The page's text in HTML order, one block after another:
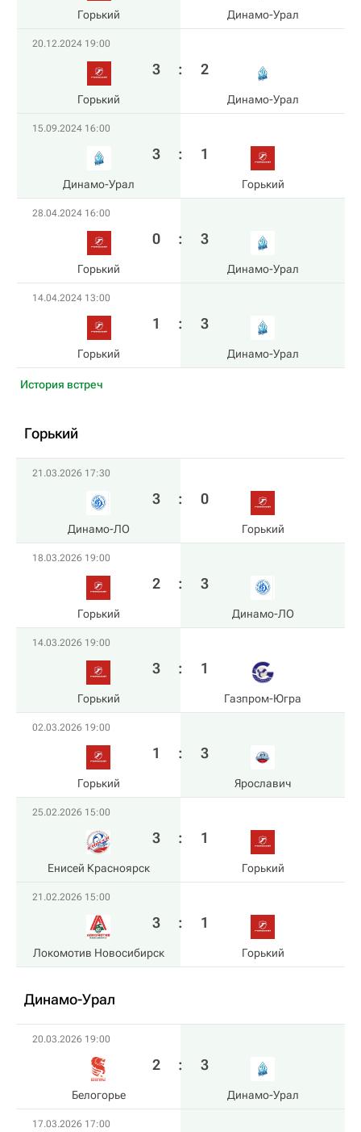
Горький Динамо-Урал
20.12.2024 19:00
Горький
3 : 2
Динамо-Урал
15.09.2024 16:00
Динамо-Урал
3 : 1
Горький
28.04.2024 16:00
Горький
0 : 3
Динамо-Урал
14.04.2024 13:00
Горький
1 : 3
Динамо-Урал
История встреч
Горький
21.03.2026 17:30
Динамо-ЛО
3 : 0
Горький
18.03.2026 19:00
Горький
2 : 3
Динамо-ЛО
14.03.2026 19:00
Горький
3 : 1
Газпром-Югра
02.03.2026 19:00
Горький
1 : 3
Ярославич
25.02.2026 15:00
Енисей Красноярск
3 : 1
Горький
21.02.2026 15:00
Локомотив Новосибирск
3 : 1
Горький
Динамо-Урал
20.03.2026 19:00
Белогорье
2 : 3
Динамо-Урал
17.03.2026 17:00